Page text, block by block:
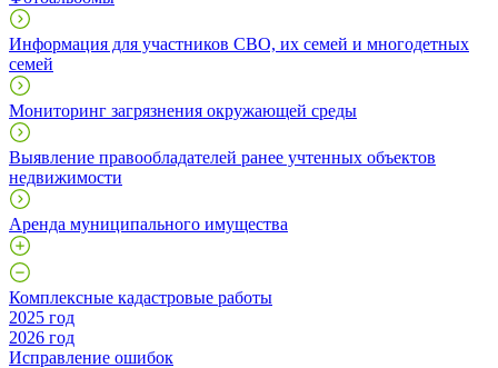
Информация для участников СВО, их семей и многодетных
семей
Мониторинг загрязнения окружающей среды
Выявление правообладателей ранее учтенных объектов
недвижимости
Аренда муниципального имущества
Комплексные кадастровые работы
2025 год
2026 год
Исправление ошибок